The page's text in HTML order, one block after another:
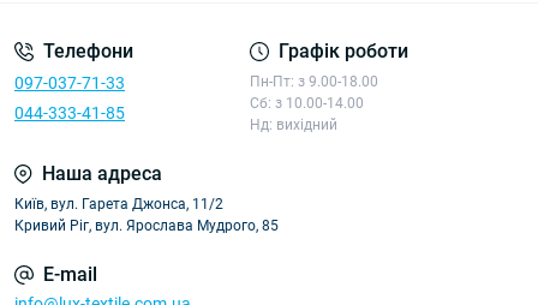
Телефони
097-037-71-33
044-333-41-85
Графік роботи
Пн-Пт: з 9.00-18.00
Сб: з 10.00-14.00
Нд: вихідний
Наша адреса
Київ, вул. Гарета Джонса, 11/2
Кривий Ріг, вул. Ярослава Мудрого, 85
E-mail